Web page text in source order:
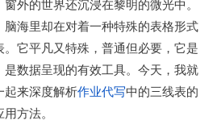
外的世界还沉浸在黎明的微光中。
海里却在对着一种特殊的表格形式
它平凡又特殊，普通但必要，它是
数据呈现的有效工具。今天，我就
起来深度解析作业代写中的三线表的
方法。